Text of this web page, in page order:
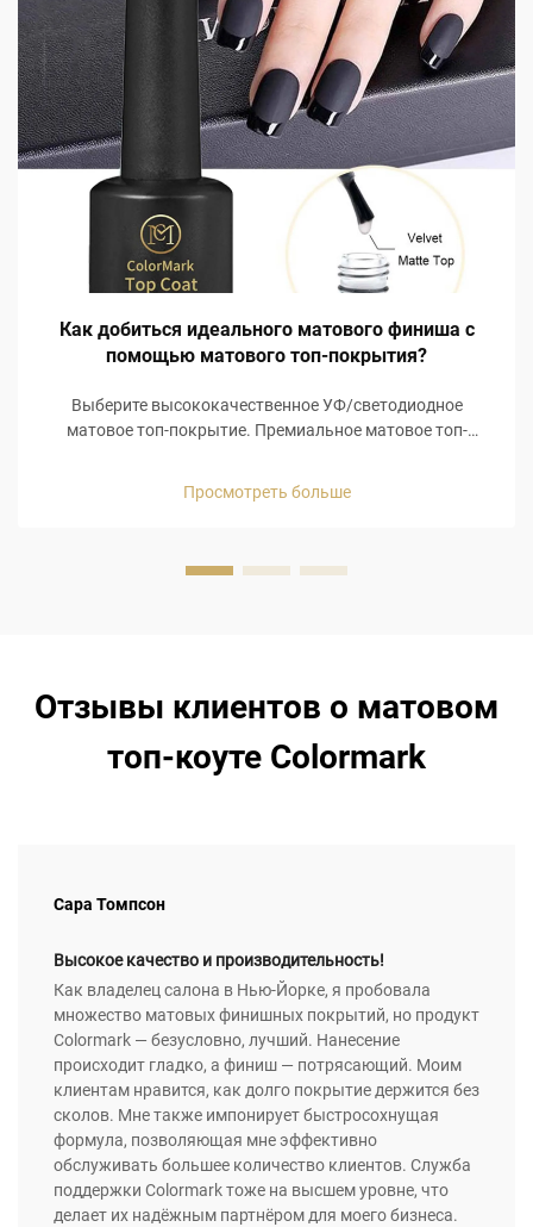
Как добиться идеального матового финиша с
помощью матового топ-покрытия?
Выберите высококачественное УФ/светодиодное
матовое топ-покрытие. Премиальное матовое топ-
светодиодными лампами и соответствует директиве ЕС
медикаментов США (FDA). Профессиональные матовые
Просмотреть больше
Отзывы клиентов о матовом
топ-коуте Colormark
Сара Томпсон
Высокое качество и производительность!
Как владелец салона в Нью-Йорке, я пробовала
множество матовых финишных покрытий, но продукт
Colormark — безусловно, лучший. Нанесение
происходит гладко, а финиш — потрясающий. Моим
клиентам нравится, как долго покрытие держится без
сколов. Мне также импонирует быстросохнущая
формула, позволяющая мне эффективно
обслуживать большее количество клиентов. Служба
поддержки Colormark тоже на высшем уровне, что
делает их надёжным партнёром для моего бизнеса.